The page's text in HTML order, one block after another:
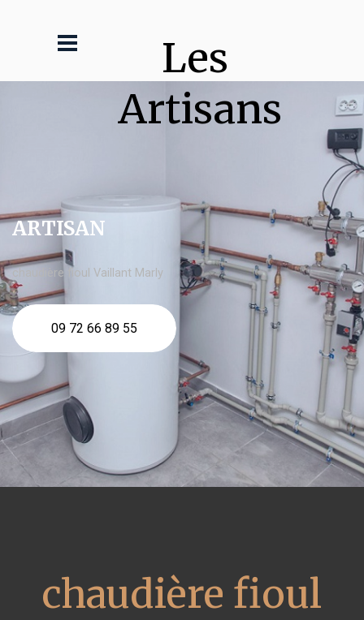
Les
Artisans
ARTISAN
chaudière fioul Vaillant Marly
09 72 66 89 55
chaudière fioul